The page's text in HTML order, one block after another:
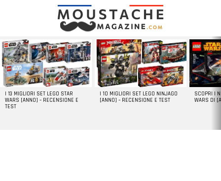
LATEST
STORIES
I 13 MIGLIORI SET LEGO STAR
WARS [ANNO] – RECENSIONE E
TEST
I 10 MIGLIORI SET LEGO NINJAGO
[ANNO] – RECENSIONE E TEST
SCOPRI I
WARS DI